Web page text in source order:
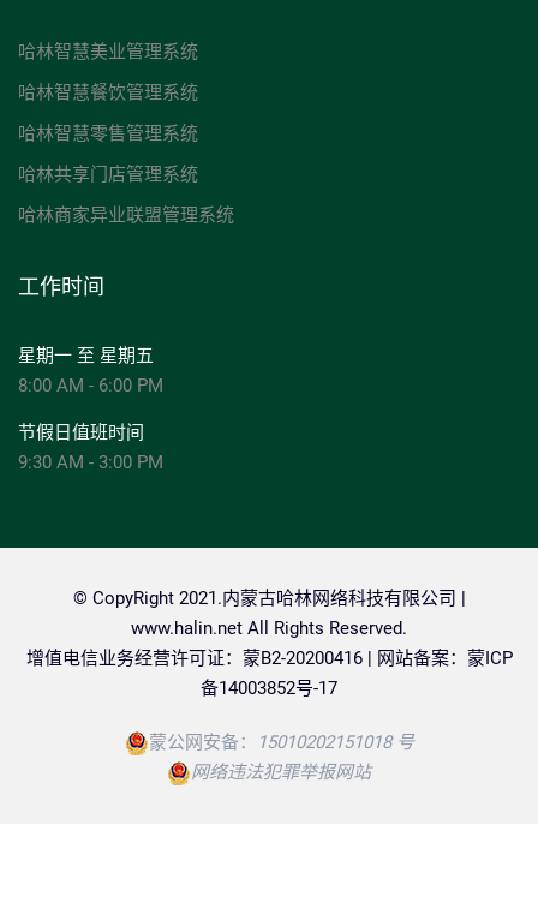
哈林智慧美业管理系统
哈林智慧餐饮管理系统
哈林智慧零售管理系统
哈林共享门店管理系统
哈林商家异业联盟管理系统
工作时间
星期一 至 星期五
8:00 AM - 6:00 PM
节假日值班时间
9:30 AM - 3:00 PM
© CopyRight 2021.内蒙古哈林网络科技有限公司 |
www.halin.net All Rights Reserved.
增值电信业务经营许可证：蒙B2-20200416 | 网站备案： 蒙ICP
备14003852号-17
蒙公网安备：
15010202151018 号
网络违法犯罪举报网站